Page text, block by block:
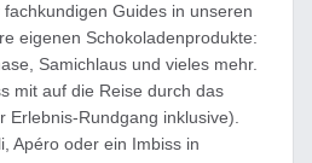
Guides in unseren
eigenen Schokoladenprodukte:
Samichlaus und vieles mehr.
mit auf die Reise durch das
Erlebnis-Rundgang inklusive).
Apéro oder ein Imbiss in